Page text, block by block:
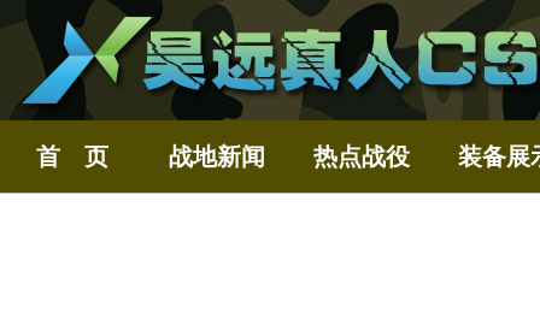
首 页 战地新闻 热点战役 装备展